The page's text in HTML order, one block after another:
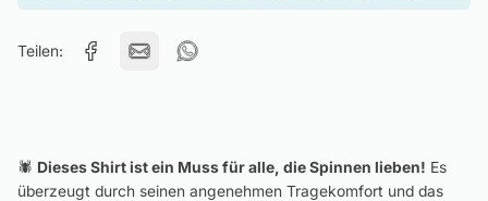
Teilen:
🕷️ Dieses Shirt ist ein Muss für alle, die Spinnen lieben! Es
überzeugt durch seinen angenehmen Tragekomfort und das